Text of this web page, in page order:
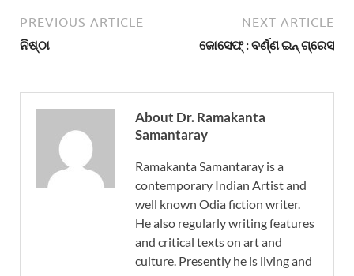
PREVIOUS ARTICLE
ନିଷ୍ଠା
NEXT ARTICLE
ଜୋସେଫ୍ : ବର୍ଣ୍ଣ ଇନ୍‌ ଗ୍ରେସ୍‌
About Dr. Ramakanta
Samantaray
Ramakanta Samantaray is a
contemporary Indian Artist and
well known Odia fiction writer.
He also regularly writing features
and critical texts on art and
culture. Presently he is living and